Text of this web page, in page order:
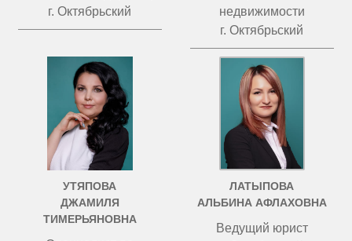
г. Октябрьский
недвижимости
г. Октябрьский
УТЯПОВА
ДЖАМИЛЯ
ТИМЕРЬЯНОВНА
ЛАТЫПОВА
АЛЬБИНА АФЛАХОВНА
Ведущий юрист